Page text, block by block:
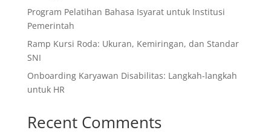
Program Pelatihan Bahasa Isyarat untuk Institusi
Pemerintah
Ramp Kursi Roda: Ukuran, Kemiringan, dan Standar
SNI
Onboarding Karyawan Disabilitas: Langkah-langkah
untuk HR
Recent Comments